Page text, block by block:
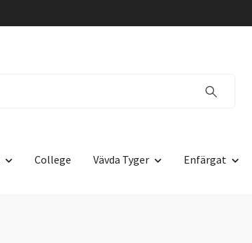
College Vävda Tyger
Enfärgat